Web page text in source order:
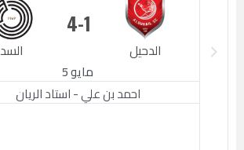
الدحيل
1
السد
4
مايو 5
احمد بن علي - استاد الريان